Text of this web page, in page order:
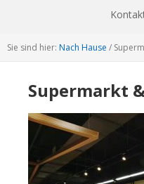
Sie sind hier: Nach Hause /
Supermarkt